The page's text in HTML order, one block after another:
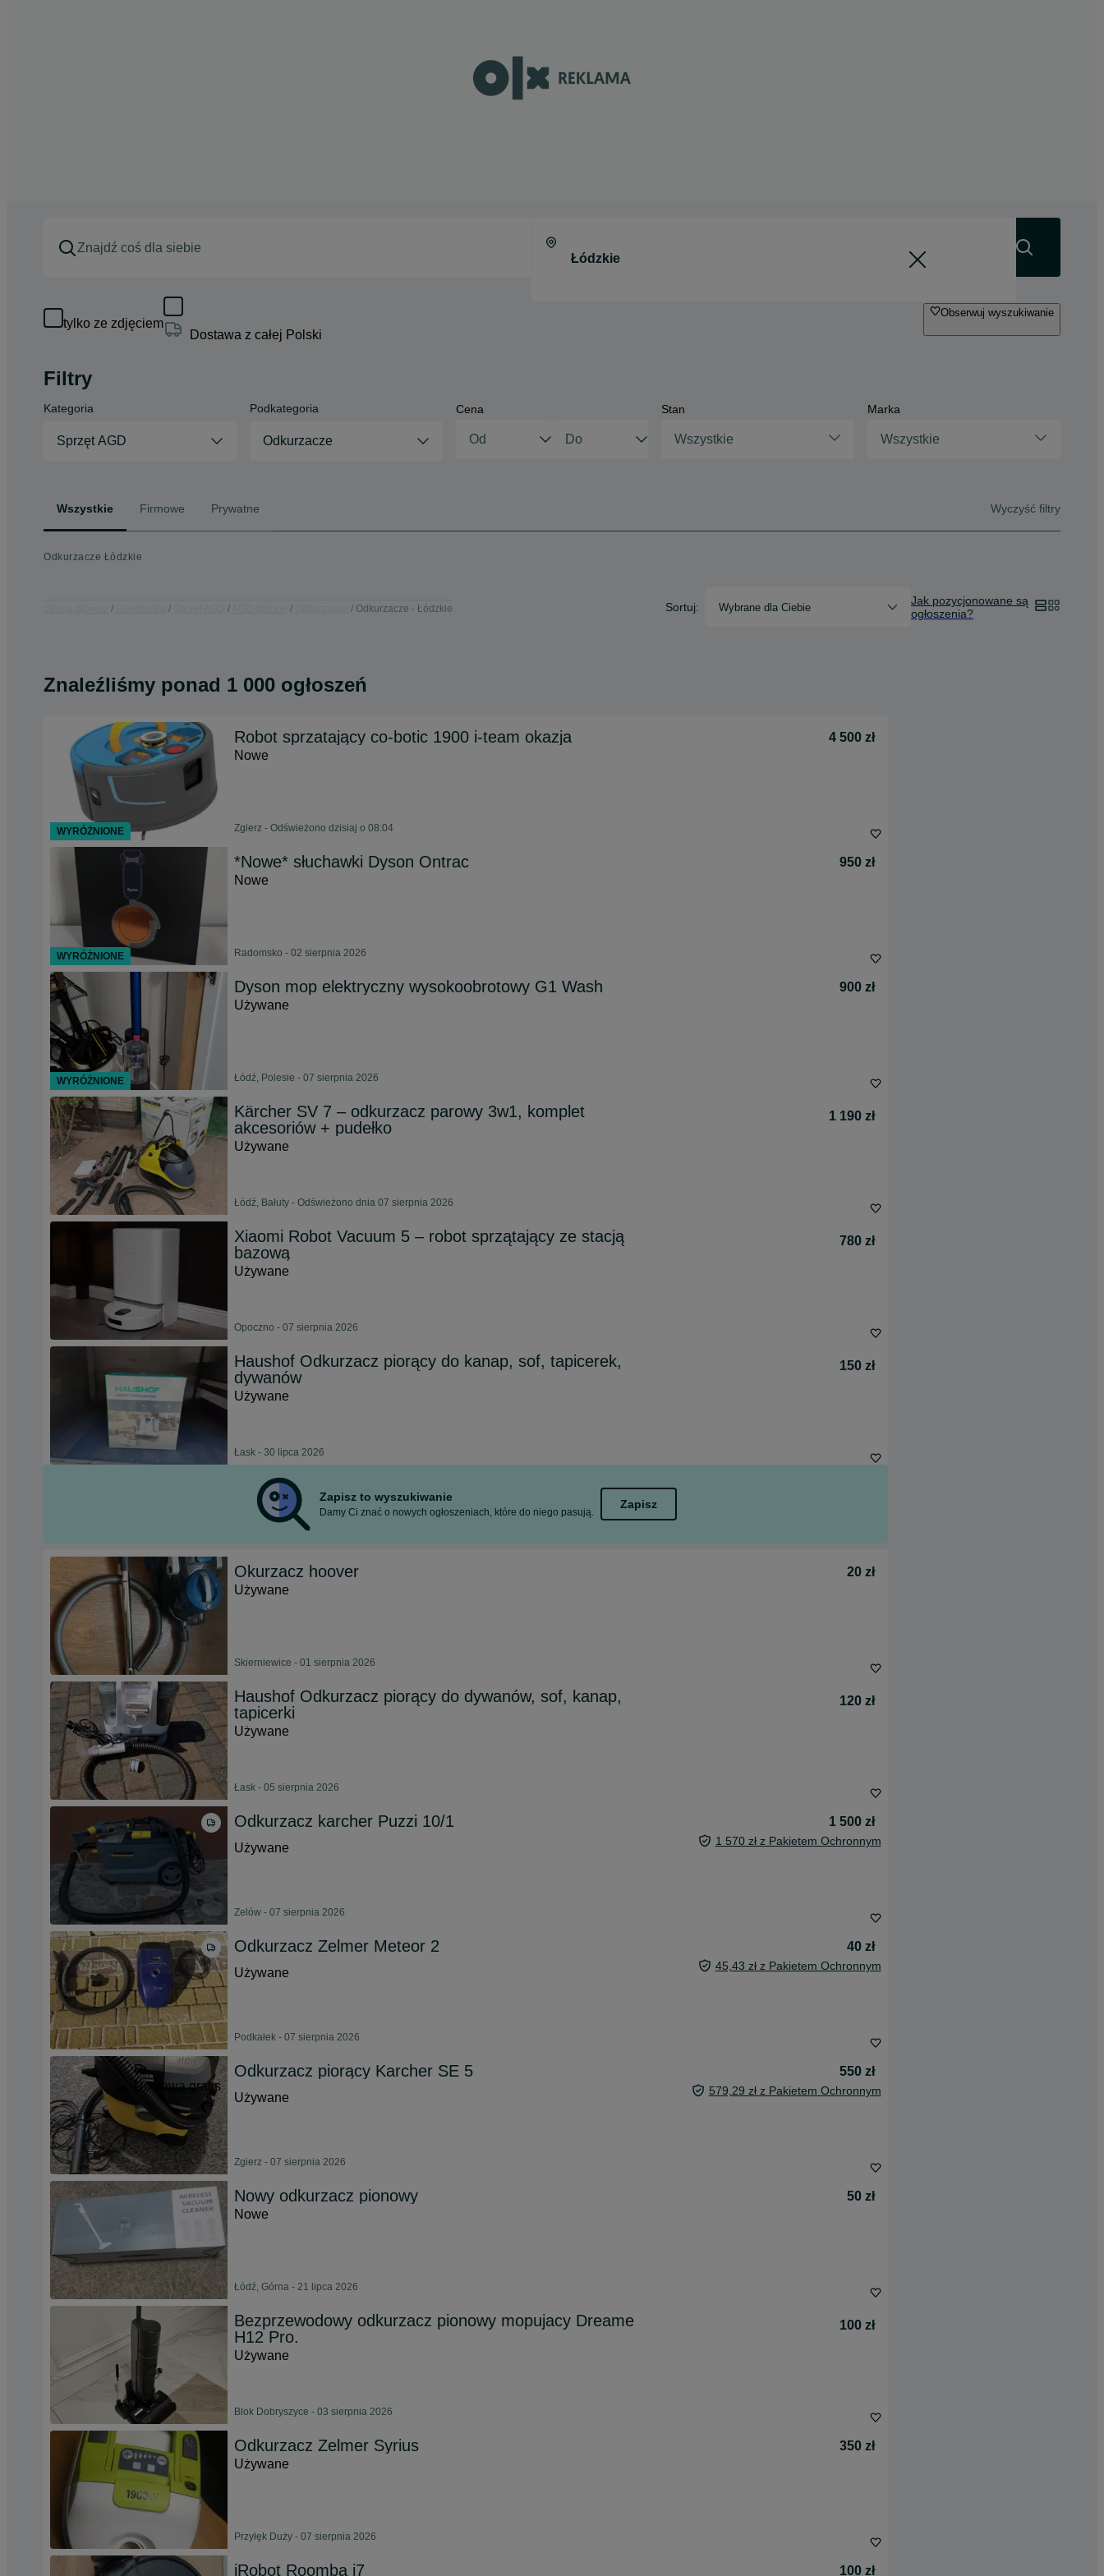
tylko ze zdjęciem
Dostawa z całej Polski
Obserwuj wyszukiwanie
Filtry
Kategoria
Sprzęt AGD
Podkategoria
Odkurzacze
Cena Stan
Wszystkie
Marka
Wszystkie
Wszystkie Firmowe Prywatne Wyczyść filtry
Odkurzacze Łódzkie
Odkurzacze - Łódzkie Sortuj: Wybrane dla Ciebie
Jak pozycjonowane są
ogłoszenia?
Znaleźliśmy ponad 1 000 ogłoszeń
Robot sprzatający co-botic 1900 i-team okazja
4 500 zł
Nowe
Zgierz - Odświeżono dzisiaj o 08:04
*Nowe* słuchawki Dyson Ontrac
950 zł
Nowe
Radomsko - 02 sierpnia 2026
Dyson mop elektryczny wysokoobrotowy G1 Wash
900 zł
Używane
Łódź, Polesie - 07 sierpnia 2026
Kärcher SV 7 – odkurzacz parowy 3w1, komplet
akcesoriów + pudełko
1 190 zł
Używane
Łódź, Bałuty - Odświeżono dnia 07 sierpnia 2026
Xiaomi Robot Vacuum 5 – robot sprzątający ze stacją
bazową
780 zł
Używane
Opoczno - 07 sierpnia 2026
Haushof Odkurzacz piorący do kanap, sof, tapicerek,
dywanów
150 zł
Używane
Łask - 30 lipca 2026
Zapisz to wyszukiwanie
Damy Ci znać o nowych ogłoszeniach, które do niego pasują.
Zapisz
Okurzacz hoover
20 zł
Używane
Skierniewice - 01 sierpnia 2026
Haushof Odkurzacz piorący do dywanów, sof, kanap,
tapicerki
120 zł
Używane
Łask - 05 sierpnia 2026
Odkurzacz karcher Puzzi 10/1
1 500 zł
Używane
1 570 zł z Pakietem Ochronnym
Zelów - 07 sierpnia 2026
Odkurzacz Zelmer Meteor 2
40 zł
Używane
45,43 zł z Pakietem Ochronnym
Podkałek - 07 sierpnia 2026
Dostawa gratis
Odkurzacz piorący Karcher SE 5
550 zł
Używane
579,29 zł z Pakietem Ochronnym
Zgierz - 07 sierpnia 2026
Nowy odkurzacz pionowy
50 zł
Nowe
Łódź, Górna - 21 lipca 2026
Bezprzewodowy odkurzacz pionowy mopujacy Dreame
H12 Pro.
100 zł
Używane
Blok Dobryszyce - 03 sierpnia 2026
Odkurzacz Zelmer Syrius
350 zł
Używane
Przyłęk Duży - 07 sierpnia 2026
iRobot Roomba i7 100 zł
WYRÓŻNIONE
WYRÓŻNIONE
WYRÓŻNIONE